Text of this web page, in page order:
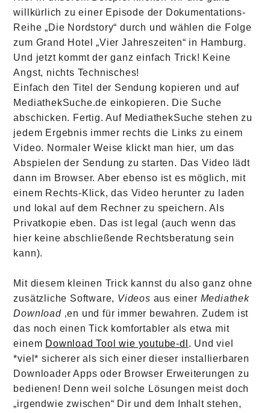
willkürlich zu einer Episode der Dokumentations-
Reihe „Die Nordstory“ durch und wählen die Folge
zum Grand Hotel „Vier Jahreszeiten“ in Hamburg.
Und jetzt kommt der ganz einfach Trick! Keine
Angst, nichts Technisches!
Einfach den Titel der Sendung kopieren und auf
MediathekSuche.de einkopieren. Die Suche
abschicken. Fertig. Auf MediathekSuche stehen zu
jedem Ergebnis immer rechts die Links zu einem
Video. Normaler Weise klickt man hier, um das
Abspielen der Sendung zu starten. Das Video lädt
dann im Browser. Aber ebenso ist es möglich, mit
einem Rechts-Klick, das Video herunter zu laden
und lokal auf dem Rechner zu speichern. Als
Privatkopie eben. Das ist legal (auch wenn das
hier keine abschließende Rechtsberatung sein
kann).
Mit diesem kleinen Trick kannst du also ganz ohne
zusätzliche Software, Videos aus einer Mediathek
Download‚en und für immer bewahren. Zudem ist
das noch einen Tick komfortabler als etwa mit
einem Download Tool wie youtube-dl . Und viel
*viel* sicherer als sich einer dieser installierbaren
Downloader Apps oder Browser Erweiterungen zu
bedienen! Denn weil solche Lösungen meist doch
„irgendwie zwischen“ Dir und dem Inhalt stehen,